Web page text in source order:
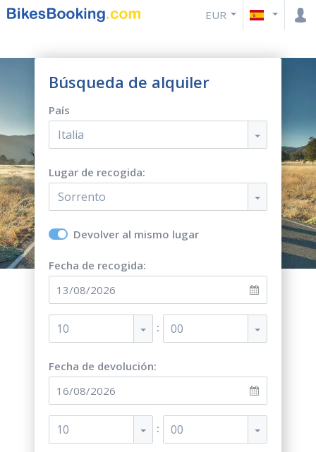
EUR
Búsqueda de alquiler
País
Italia
Lugar de recogida:
Sorrento
Devolver al mismo lugar
Fecha de recogida:
10 : 00
Fecha de devolución:
10 : 00